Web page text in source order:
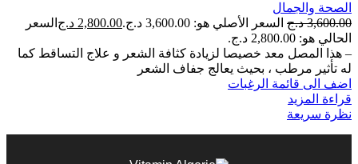
الصحة والجمال
3,600.00 د.ج السعر الأصلي هو: 3,600.00 د.ج. 2,800.00 د.ج السعر
الحالي هو: 2,800.00 د.ج.
– هذا المصل معد خصيصا لزيادة كثافة الشعر و علاج التساقط كما
له تأثير مرطب ، بحيث يعالج جفاف الشعر
اضف الى قائمة الرغبات
قراءة المزيد
نظرة سريعة